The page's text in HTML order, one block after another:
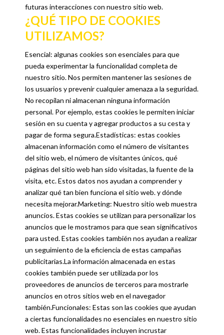
futuras interacciones con nuestro sitio web.
¿QUÉ TIPO DE COOKIES
UTILIZAMOS?
Esencial: algunas cookies son esenciales para que
pueda experimentar la funcionalidad completa de
nuestro sitio. Nos permiten mantener las sesiones de
los usuarios y prevenir cualquier amenaza a la seguridad.
No recopilan ni almacenan ninguna información
personal. Por ejemplo, estas cookies le permiten iniciar
sesión en su cuenta y agregar productos a su cesta y
pagar de forma segura.Estadísticas: estas cookies
almacenan información como el número de visitantes
del sitio web, el número de visitantes únicos, qué
páginas del sitio web han sido visitadas, la fuente de la
visita, etc. Estos datos nos ayudan a comprender y
analizar qué tan bien funciona el sitio web. y dónde
necesita mejorar.Marketing: Nuestro sitio web muestra
anuncios. Estas cookies se utilizan para personalizar los
anuncios que le mostramos para que sean significativos
para usted. Estas cookies también nos ayudan a realizar
un seguimiento de la eficiencia de estas campañas
publicitarias.La información almacenada en estas
cookies también puede ser utilizada por los
proveedores de anuncios de terceros para mostrarle
anuncios en otros sitios web en el navegador
también.Funcionales: Estas son las cookies que ayudan
a ciertas funcionalidades no esenciales en nuestro sitio
web. Estas funcionalidades incluyen incrustar